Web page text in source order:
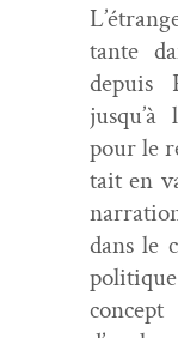
tante
depuis
pour le
tait en
dans le